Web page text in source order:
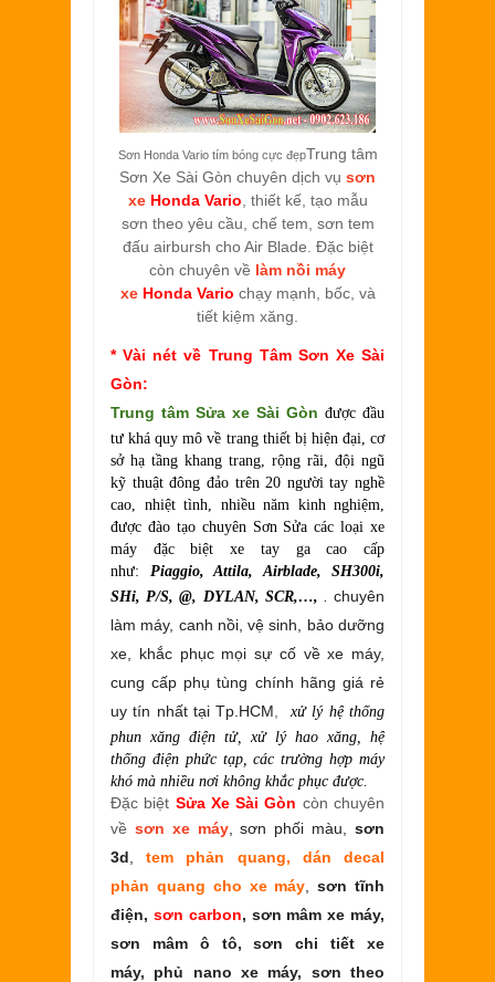
SƠN ĐỔI MÀU GÓC NHÌN HONDA PS
Mar 31, 2022
SƠN PHỐI MÀU XE ATTILA
Mar 17, 2022
Sơn Honda Vario tím bóng cực đẹpTrung tâm
Sơn Xe Sài Gòn chuyên dịch vụ sơn
xe Honda Vario , thiết kế, tạo mẫu
sơn theo yêu cầu, chế tem, sơn tem
đấu airbursh cho Air Blade. Đặc biệt
còn chuyên về làm nồi máy
xeHonda Vario chạy mạnh, bốc, và
tiết kiệm xăng.
* Vài nét về Trung Tâm Sơn Xe Sài
Gòn:
Trung tâm Sửa xe Sài Gòn được đầu
tư khá quy mô về trang thiết bị hiện đại, cơ
sở hạ tầng khang trang, rộng rãi, đội ngũ
kỹ thuật đông đảo trên 20 người tay nghề
cao, nhiệt tình, nhiều năm kinh nghiệm,
được đào tạo chuyên Sơn Sửa các loại xe
máy đặc biệt xe tay ga cao cấp
như: Piaggio, Attila, Airblade, SH300i,
SHi, P/S, @, DYLAN, SCR,…, . chuyên
làm máy, canh nồi, vệ sinh, bảo dưỡng
xe, khắc phục mọi sự cố về xe máy,
cung cấp phụ tùng chính hãng giá rẻ
uy tín nhất tại Tp.HCM
xử lý hệ thống
phun xăng điện tử, xử lý hao xăng, hệ
thống điện phức tạp, các trường hợp máy
khó mà nhiều nơi không khắc phục được.
Đặc biệt Sửa Xe Sài Gòn còn chuyên
về sơn xe máy, sơn phối màu,
sơn
3d
tem phản quang, dán decal
phản quang cho xe máy
sơn tĩnh
điện, sơn carbon, sơn mâm xe máy,
sơn mâm ô tô, sơn chi tiết xe
máy, phủ nano xe máy, sơn theo